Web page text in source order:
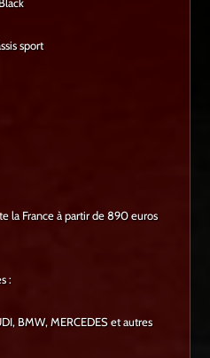
sport
la France à partir de 890 euros
:
BMW, MERCEDES et autres